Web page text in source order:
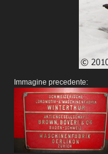
Immagine precedente: